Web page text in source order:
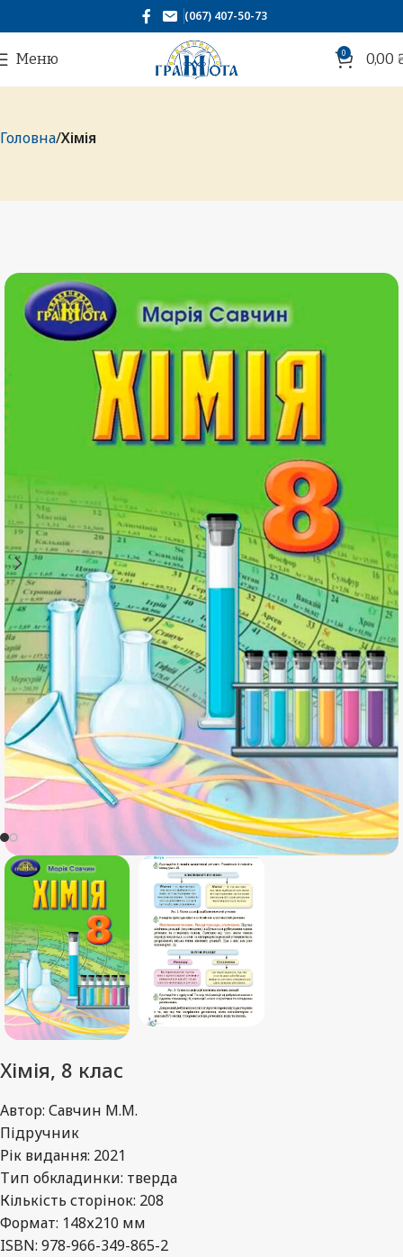
(067) 407-50-73
Меню 0 0,00
Головна Хімія
Хімія, 8 клас
Автор: Савчин М.М.
Підручник
Рік видання: 2021
Тип обкладинки: тверда
Кількість сторінок: 208
Формат: 148х210 мм
ISBN: 978-966-349-865-2